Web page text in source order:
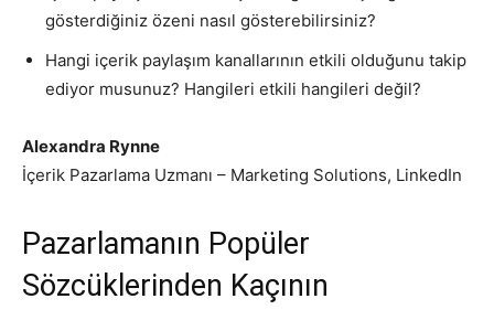
gösterdiğiniz özeni nasıl gösterebilirsiniz?
Hangi içerik paylaşım kanallarının etkili olduğunu takip
ediyor musunuz? Hangileri etkili hangileri değil?
Alexandra Rynne
İçerik Pazarlama Uzmanı – Marketing Solutions, LinkedIn
Pazarlamanın Popüler
Sözcüklerinden Kaçının